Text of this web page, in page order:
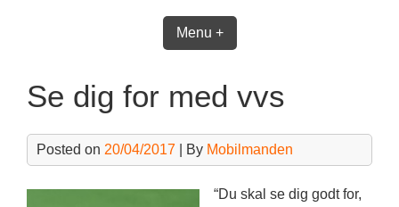
Menu +
Se dig for med vvs
Posted on 20/04/2017 | By Mobilmanden
“Du skal se dig godt for,